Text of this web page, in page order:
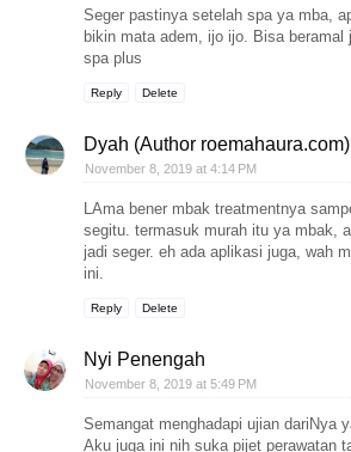
Seger pastinya setelah spa ya mba,
bikin mata adem, ijo ijo. Bisa beramal
spa plus
Reply Delete
Dyah (Author roemahaura.com)
November 8, 2019 at 4:14 PM
LAma bener mbak treatmentnya
segitu. termasuk murah itu ya mbak,
jadi seger. eh ada aplikasi juga, wah
ini.
Reply Delete
Nyi Penengah
November 8, 2019 at 5:49 PM
Semangat menghadapi ujian dariNya
Aku juga ini nih suka pijet perawatan